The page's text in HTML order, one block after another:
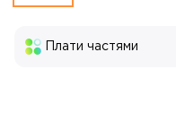
Плати частями